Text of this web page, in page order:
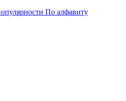
По алфавиту